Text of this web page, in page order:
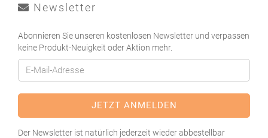
Newsletter
Abonnieren Sie unseren kostenlosen Newsletter und verpassen
keine Produkt-Neuigkeit oder Aktion mehr.
Der Newsletter ist natürlich jederzeit wieder abbestellbar